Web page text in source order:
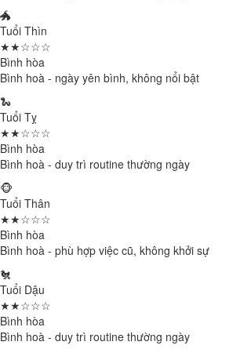
🐲
Tuổi Thìn
★★☆☆☆
Bình hòa
Bình hoà - ngày yên bình, không nổi bật
🐍
Tuổi Tỵ
★★☆☆☆
Bình hòa
Bình hoà - duy trì routine thường ngày
🐵
Tuổi Thân
★★☆☆☆
Bình hòa
Bình hoà - phù hợp việc cũ, không khởi sự
🐔
Tuổi Dậu
★★☆☆☆
Bình hòa
Bình hoà - duy trì routine thường ngày